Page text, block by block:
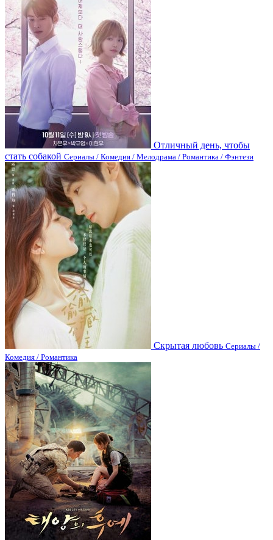
Отличный день, чтобы
стать собакой Сериалы / Комедия / Мелодрама / Романтика / Фэнтези
Скрытая любовь Сериалы /
Комедия / Романтика